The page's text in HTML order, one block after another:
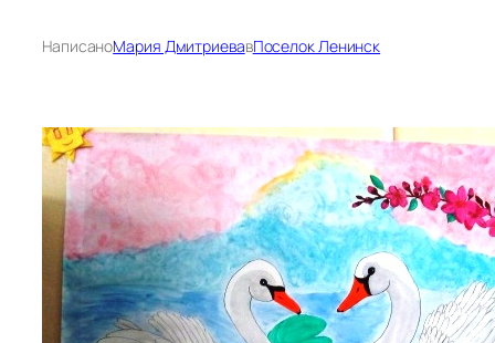
НаписаноМария ДмитриевавПоселок Ленинск